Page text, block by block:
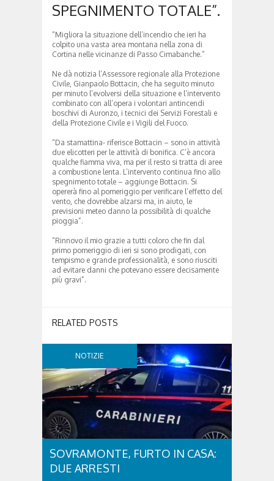
SPEGNIMENTO TOTALE”.
“Migliora la situazione dell’incendio che ieri ha
colpito una vasta area montana nella zona di
Cortina nelle vicinanze di Passo Cimabanche.”
Ne dà notizia l’Assessore regionale alla Protezione
Civile, Gianpaolo Bottacin, che ha seguito minuto
per minuto l’evolversi della situazione e l’intervento
combinato con all’opera i volontari antincendi
boschivi di Auronzo, i tecnici dei Servizi Forestali e
della Protezione Civile e i Vigili del Fuoco.
“Da stamattina- riferisce Bottacin – sono in attività
due elicotteri per le attività di bonifica. C’è ancora
qualche fiamma viva, ma per il resto si tratta di aree
a combustione lenta. L’intervento continua fino allo
spegnimento totale – aggiunge Bottacin. Si
opererà fino al pomeriggio per verificare l’effetto del
vento, che dovrebbe alzarsi ma, in aiuto, le
previsioni meteo danno la possibilità di qualche
pioggia”.
“Rinnovo il mio grazie a tutti coloro che fin dal
primo pomeriggio di ieri si sono prodigati, con
tempismo e grande professionalità, e sono riusciti
ad evitare danni che potevano essere decisamente
più gravi”.
RELATED POSTS
NOTIZIE
SOVRAMONTE, FURTO IN CASA:
DUE ARRESTI